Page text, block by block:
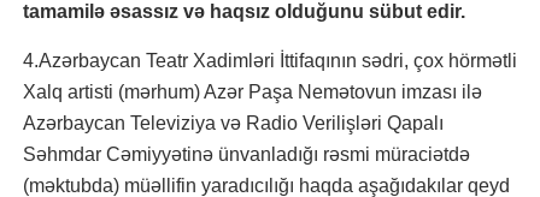
tamamilə əsassız və haqsız olduğunu sübut edir.
4.Azərbaycan Teatr Xadimləri İttifaqının sədri, çox hörmətli
Xalq artisti (mərhum) Azər Paşa Nemətovun imzası ilə
Azərbaycan Televiziya və Radio Verilişləri Qapalı
Səhmdar Cəmiyyətinə ünvanladığı rəsmi müraciətdə
(məktubda) müəllifin yaradıcılığı haqda aşağıdakılar qeyd